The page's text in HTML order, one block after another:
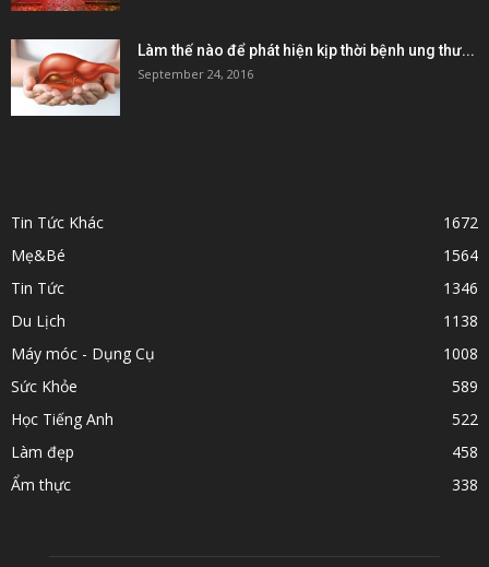
Làm thế nào để phát hiện kịp thời bệnh ung thư...
September 24, 2016
Tin Tức Khác
1672
Mẹ&Bé
1564
Tin Tức
1346
Du Lịch
1138
Máy móc - Dụng Cụ
1008
Sức Khỏe
589
Học Tiếng Anh
522
Làm đẹp
458
Ẩm thực
338